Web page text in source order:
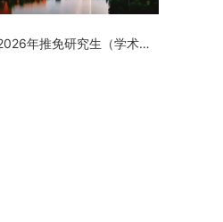
重庆大学公共管理学院2026年推免研究生（学术型硕士）复试实施细则